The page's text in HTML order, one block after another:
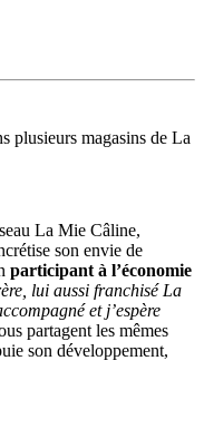
plusieurs magasins de La
La Mie Câline,
son envie de
participant à l’économie
lui aussi franchisé La
et j’espère
partagent les mêmes
son développement,